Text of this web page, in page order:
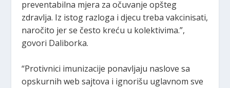
preventabilna mjera za očuvanje opšteg
zdravlja. Iz istog razloga i djecu treba vakcinisati,
naročito jer se često kreću u kolektivima.”,
govori Daliborka.
“Protivnici imunizacije ponavljaju naslove sa
opskurnih web sajtova i ignorišu uglavnom sve